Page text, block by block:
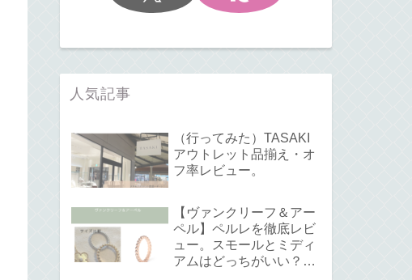
人気記事
（行ってみた）TASAKI
アウトレット品揃え・オ
フ率レビュー。
【ヴァンクリーフ＆アー
ペル】ペルレを徹底レビ
ュー。スモールとミディ
アムはどっちがいい？サ